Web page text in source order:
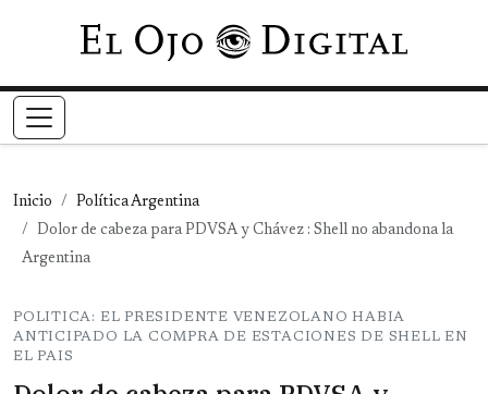
Pasar al contenido principal
Inicio
Política Argentina
Dolor de cabeza para PDVSA y Chávez : Shell no abandona la
Argentina
POLITICA: EL PRESIDENTE VENEZOLANO HABIA
ANTICIPADO LA COMPRA DE ESTACIONES DE SHELL EN
EL PAIS